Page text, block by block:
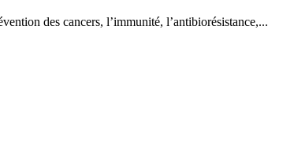
des cancers, l’immunité, l’antibiorésistance,...